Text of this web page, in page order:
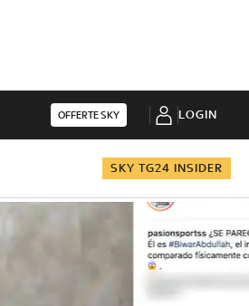
OFFERTE SKY LOGIN
SKY TG24 INSIDER